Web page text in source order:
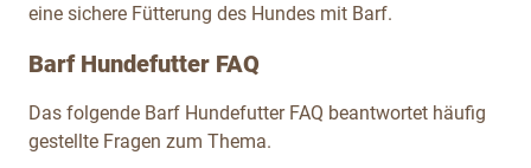
eine sichere Fütterung des Hundes mit Barf.
Barf Hundefutter FAQ
Das folgende Barf Hundefutter FAQ beantwortet häufig
gestellte Fragen zum Thema.